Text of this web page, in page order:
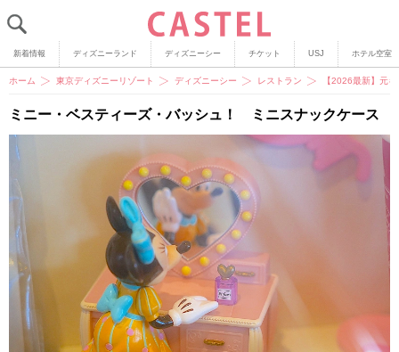
新着情報 ディズニーランド ディズニーシー チケット USJ ホテル空室
ホーム 東京ディズニーリゾート ディズニーシー レストラン 【2026最新】元
ミニー・ベスティーズ・バッシュ！ ミニスナックケース